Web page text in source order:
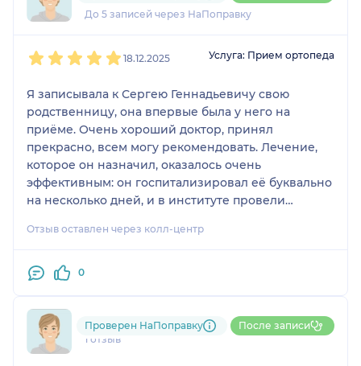
До 5 записей через НаПоправку
18.12.2025 Услуга: Прием ортопеда
Я записывала к Сергею Геннадьевичу свою
родственницу, она впервые была у него на
приёме. Очень хороший доктор, принял
прекрасно, всем могу рекомендовать. Лечение,
которое он назначил, оказалось очень
эффективным: он госпитализировал её буквально
на несколько дней, и в институте провели
полностью, сейчас человек здоров!
Отзыв оставлен через колл-центр
0
791....@....ru
1 отзыв
Проверен НаПоправку После записи